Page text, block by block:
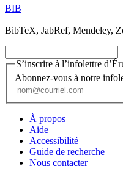
BIB
BibTeX, JabRef, Mendeley,
S’inscrire à l’infolettre
Abonnez-vous à notre
À propos
Aide
Accessibilité
Guide de recherche
Nous contacter